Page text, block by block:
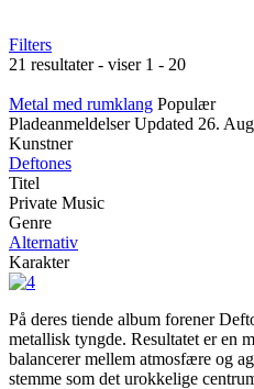
Filters
21 resultater - viser 1 - 20
Metal med rumklang Populær
Pladeanmeldelser Updated 26.
Kunstner
Deftones
Titel
Private Music
Genre
Alternativ
Karakter
På deres tiende album forener
metallisk tyngde. Resultatet er en
balancerer mellem atmosfære og
stemme som det urokkelige